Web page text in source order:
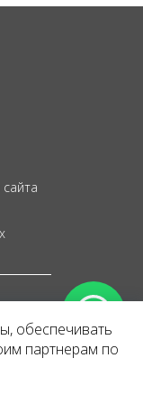
обеспечивать
партнерам по